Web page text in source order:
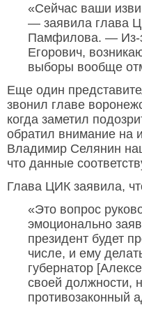
«Сейчас ваши
— заявила глава
Памфилова. — Из-
Егорович,
выборы вообще
Еще один
звонил главе
когда заметил
обратил внимание на
Владимир Селянин
что данные
Глава ЦИК заявила,
«Это вопрос
эмоционально
президент будет
числе, и ему
губернатор
своей должности,
противозаконный